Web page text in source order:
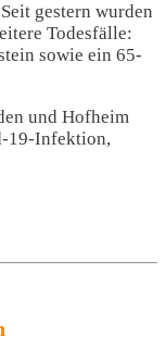
gestern wurden
Todesfälle:
sowie ein 65-
und Hofheim
19-Infektion,